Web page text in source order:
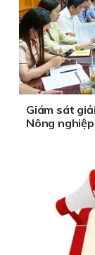
Giám sát
Nông